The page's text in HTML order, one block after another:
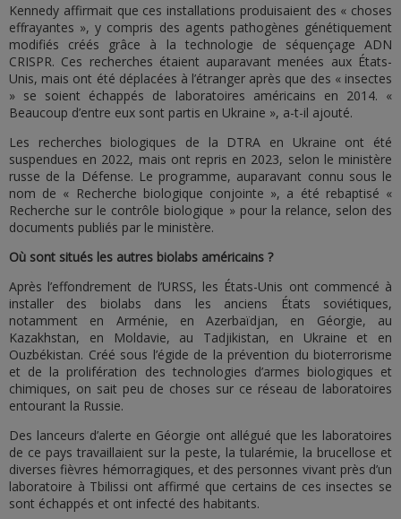
Kennedy affirmait que ces installations produisaient des « choses
effrayantes », y compris des agents pathogènes génétiquement
modifiés créés grâce à la technologie de séquençage ADN
CRISPR. Ces recherches étaient auparavant menées aux États-
Unis, mais ont été déplacées à l’étranger après que des « insectes
» se soient échappés de laboratoires américains en 2014. «
Beaucoup d’entre eux sont partis en Ukraine », a-t-il ajouté.
Les recherches biologiques de la DTRA en Ukraine ont été
suspendues en 2022, mais ont repris en 2023, selon le ministère
russe de la Défense. Le programme, auparavant connu sous le
nom de « Recherche biologique conjointe », a été rebaptisé «
Recherche sur le contrôle biologique » pour la relance, selon des
documents publiés par le ministère.
Où sont situés les autres biolabs américains ?
Après l’effondrement de l’URSS, les États-Unis ont commencé à
installer des biolabs dans les anciens États soviétiques,
notamment en Arménie, en Azerbaïdjan, en Géorgie, au
Kazakhstan, en Moldavie, au Tadjikistan, en Ukraine et en
Ouzbékistan. Créé sous l’égide de la prévention du bioterrorisme
et de la prolifération des technologies d’armes biologiques et
chimiques, on sait peu de choses sur ce réseau de laboratoires
entourant la Russie.
Des lanceurs d’alerte en Géorgie ont allégué que les laboratoires
de ce pays travaillaient sur la peste, la tularémie, la brucellose et
diverses fièvres hémorragiques, et des personnes vivant près d’un
laboratoire à Tbilissi ont affirmé que certains de ces insectes se
sont échappés et ont infecté des habitants.